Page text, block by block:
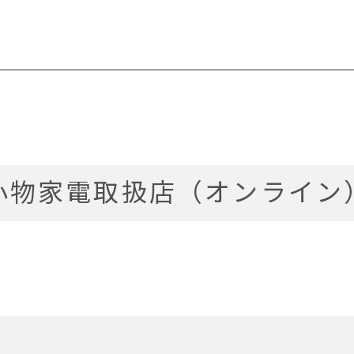
物家電取扱店（オンライン